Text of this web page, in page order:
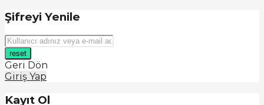
Şifreyi Yenile
reset
Geri Dön
Giriş Yap
Kayıt Ol